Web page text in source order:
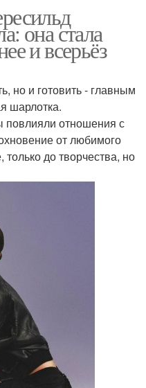
она стала
и всерьёз
но и готовить - главным
шарлотка.
отношения с
от любимого
до творчества, но